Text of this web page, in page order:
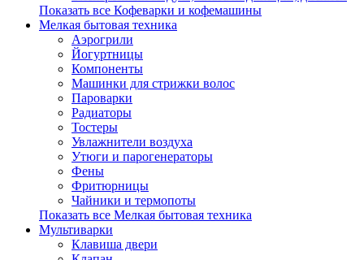
Показать все Кофеварки и кофемашины
Мелкая бытовая техника
Аэрогрили
Йогуртницы
Компоненты
Машинки для стрижки волос
Пароварки
Радиаторы
Тостеры
Увлажнители воздуха
Утюги и парогенераторы
Фены
Фритюрницы
Чайники и термопоты
Показать все Мелкая бытовая техника
Мультиварки
Клавиша двери